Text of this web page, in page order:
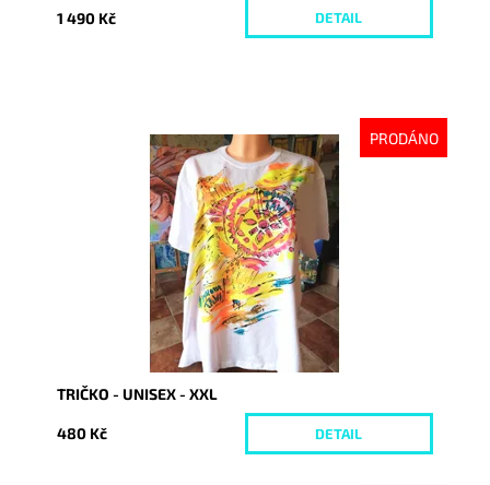
1 490 Kč DETAIL
PRODÁNO
Vyprodáno
3394
TRIČKO - UNISEX - XXL
480 Kč DETAIL